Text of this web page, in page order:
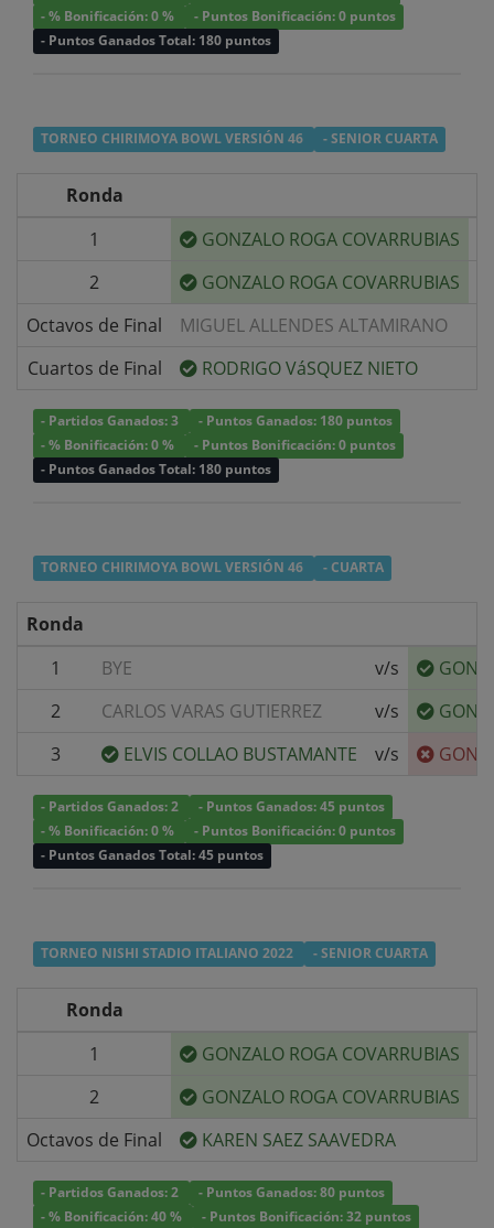
- % Bonificación: 0 %
- Puntos Bonificación: 0 puntos
- Puntos Ganados Total: 180 puntos
TORNEO CHIRIMOYA BOWL VERSIÓN 46 - SENIOR CUARTA
Ronda
1
GONZALO ROGA COVARRUBIAS
2
GONZALO ROGA COVARRUBIAS
Octavos de Final
MIGUEL ALLENDES ALTAMIRANO
Cuartos de Final
RODRIGO VáSQUEZ NIETO
- Partidos Ganados: 3
- Puntos Ganados: 180 puntos
- % Bonificación: 0 %
- Puntos Bonificación: 0 puntos
- Puntos Ganados Total: 180 puntos
TORNEO CHIRIMOYA BOWL VERSIÓN 46 - CUARTA
Ronda
1
BYE v/s
2
CARLOS VARAS GUTIERREZ v/s
3
ELVIS COLLAO BUSTAMANTE v/s
- Partidos Ganados: 2
- Puntos Ganados: 45 puntos
- % Bonificación: 0 %
- Puntos Bonificación: 0 puntos
- Puntos Ganados Total: 45 puntos
TORNEO NISHI STADIO ITALIANO 2022 - SENIOR CUARTA
Ronda
1
GONZALO ROGA COVARRUBIAS
2
GONZALO ROGA COVARRUBIAS
Octavos de Final
KAREN SAEZ SAAVEDRA
- Partidos Ganados: 2
- Puntos Ganados: 80 puntos
- % Bonificación: 40 %
- Puntos Bonificación: 32 puntos